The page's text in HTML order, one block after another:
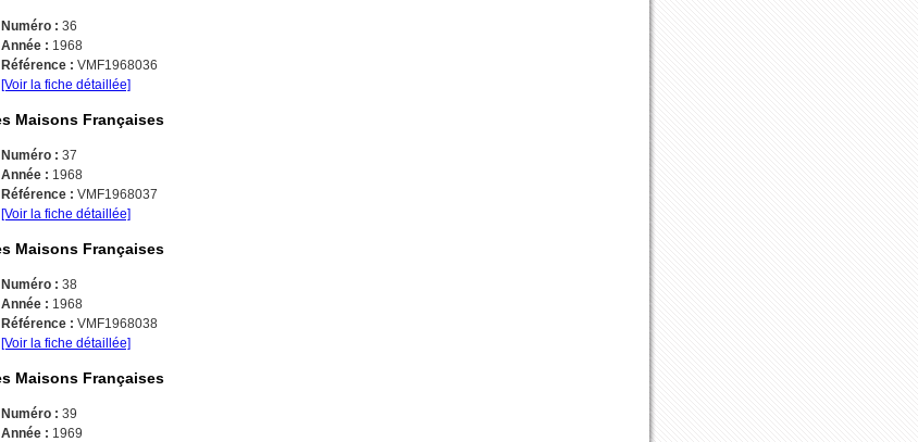
Numéro : 36
Année : 1968
Référence : VMF1968036
[Voir la fiche détaillée]
Maisons Françaises
Numéro : 37
Année : 1968
Référence : VMF1968037
[Voir la fiche détaillée]
Maisons Françaises
Numéro : 38
Année : 1968
Référence : VMF1968038
[Voir la fiche détaillée]
Maisons Françaises
Numéro : 39
Année : 1969